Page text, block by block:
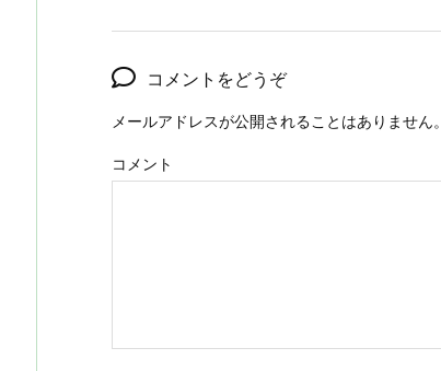
コメントをどうぞ
メールアドレスが公開されることはありません。
コメント